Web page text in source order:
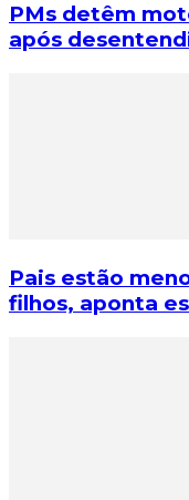
PMs detêm
após
Pais estão
filhos, aponta